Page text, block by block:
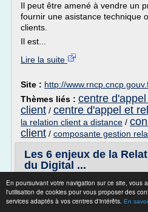
En poursuivant votre navigation sur ce site, vous
l'utilisation de cookies pour vous proposer des
services adaptés à vos centres d'intérêts. En
Il peut être amené à vendre un
fournir une asistance technique
clients.
Il est...
Lire la suite
Site : http://
Thèmes liés : centre
client / centre d'appel et
la relation client a distance /
client / composante gestion
Les 6 enjeux de la
du Digital ...
La Relation Client est encore un
l'entreprise, vue comme un
le répète : devenir une marque